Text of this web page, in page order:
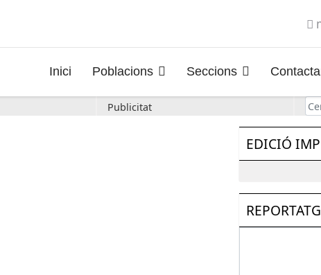
Inici Poblacions Seccions
Publicitat
EDICIÓ